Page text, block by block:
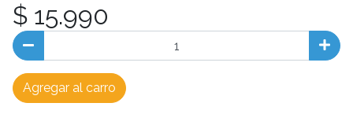
$ 15.990
Agregar al carro